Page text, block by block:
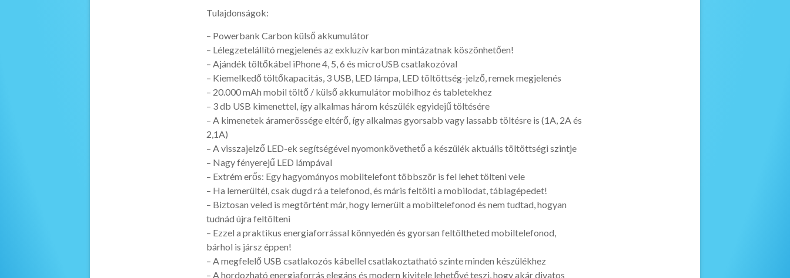
Tulajdonságok:
– Powerbank Carbon külső akkumulátor
– Lélegzetelállító megjelenés az exkluzív karbon mintázatnak köszönhetően!
– Ajándék töltőkábel iPhone 4, 5, 6 és microUSB csatlakozóval
– Kiemelkedő töltőkapacitás, 3 USB, LED lámpa, LED töltöttség-jelző, remek megjelenés
– 20.000 mAh mobil töltő / külső akkumulátor mobilhoz és tabletekhez
– 3 db USB kimenettel, így alkalmas három készülék egyidejű töltésére
– A kimenetek áramerössége eltérő, így alkalmas gyorsabb vagy lassabb töltésre is (1A, 2A és
2,1A)
– A visszajelző LED-ek segítségével nyomonkövethető a készülék aktuális töltöttségi szintje
– Nagy fényerejű LED lámpával
– Extrém erős: Egy hagyományos mobiltelefont többször is fel lehet tölteni vele
– Ha lemerültél, csak dugd rá a telefonod, és máris feltölti a mobilodat, táblagépedet!
– Biztosan veled is megtörtént már, hogy lemerült a mobiltelefonod és nem tudtad, hogyan
tudnád újra feltölteni
– Ezzel a praktikus energiaforrással könnyedén és gyorsan feltöltheted mobiltelefonod,
bárhol is jársz éppen!
– A megfelelő USB csatlakozós kábellel csatlakoztatható szinte minden készülékhez
– A hordozható energiaforrás elegáns és modern kivitele lehetővé teszi, hogy akár divatos